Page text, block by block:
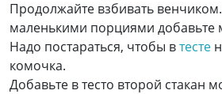
Продолжайте взбивать
маленькими порциями добавьте
Надо постараться, чтобы втесте
комочка.
Добавьте в тесто второй стакан